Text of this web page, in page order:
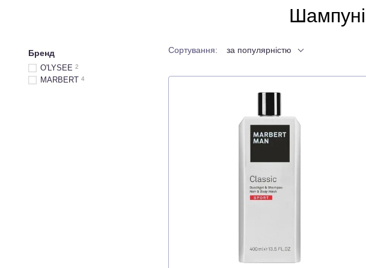
Сортування: за популярністю
Бренд
O'LYSEE 2
MARBERT 4